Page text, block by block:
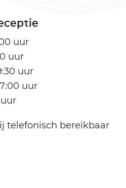
uur
uur
uur
uur
telefonisch bereikbaar